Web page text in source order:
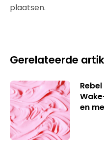
plaatsen.
Gerelateerde
en